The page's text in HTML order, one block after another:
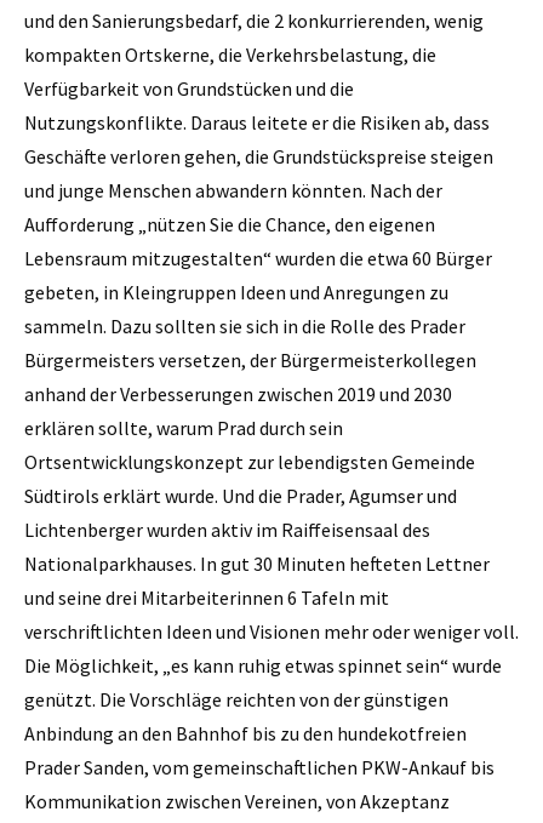
und den Sanierungsbedarf, die 2 konkurrierenden, wenig
kompakten Ortskerne, die Verkehrsbelastung, die
Verfügbarkeit von Grundstücken und die
Nutzungskonflikte. Daraus leitete er die Risiken ab, dass
Geschäfte verloren gehen, die Grundstückspreise steigen
und junge Menschen abwandern könnten. Nach der
Aufforderung „nützen Sie die Chance, den eigenen
Lebensraum mitzugestalten“ wurden die etwa 60 Bürger
gebeten, in Kleingruppen Ideen und Anregungen zu
sammeln. Dazu sollten sie sich in die Rolle des Prader
Bürgermeisters versetzen, der Bürgermeisterkollegen
anhand der Verbesserungen zwischen 2019 und 2030
erklären sollte, warum Prad durch sein
Ortsentwicklungskonzept zur lebendigsten Gemeinde
Südtirols erklärt wurde. Und die Prader, Agumser und
Lichtenberger wurden aktiv im Raiffeisensaal des
Nationalparkhauses. In gut 30 Minuten hefteten Lettner
und seine drei Mitarbeiterinnen 6 Tafeln mit
verschriftlichten Ideen und Visionen mehr oder weniger voll.
Die Möglichkeit, „es kann ruhig etwas spinnet sein“ wurde
genützt. Die Vorschläge reichten von der günstigen
Anbindung an den Bahnhof bis zu den hundekotfreien
Prader Sanden, vom gemeinschaftlichen PKW-Ankauf bis
Kommunikation zwischen Vereinen, von Akzeptanz